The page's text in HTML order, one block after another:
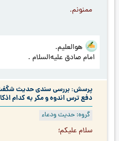
ممنونم.
هوالعلیم.
امام صادق علیه‌السلام .
پرسش: بررسی سندی حدیث شگفت
دفع ترس اندوه و مکر به کدام
گروه: حدیث ودعاء
سلام علیکم؛